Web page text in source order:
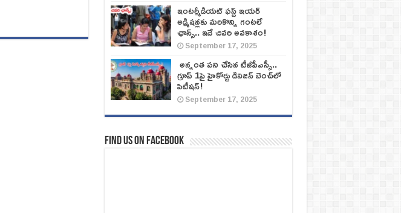
ఇంటర్మీడియట్ ఫస్ట్‌ ఇయర్‌
అడ్మిషన్లకు మరికొన్ని గంటలే
ఛాన్స్‌.. ఇదే చివరి అవకాశం!
September 17, 2025
అన్నంత పని చేసిన టీజీపీఎస్సీ..
గ్రూప్‌ 1పై హైకోర్టు డివిజన్‌ బెంచ్‌లో
పిటీషన్‌!
September 17, 2025
Find us on Facebook